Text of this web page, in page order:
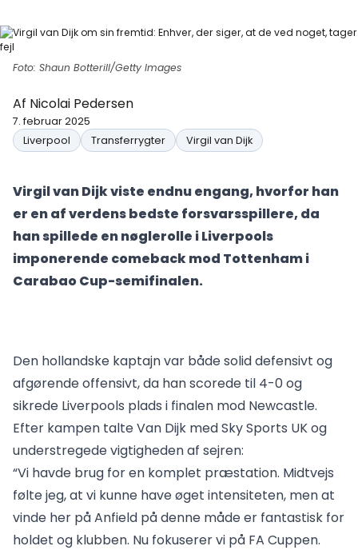
Foto: Shaun Botterill/Getty Images
Af Nicolai Pedersen
7. februar 2025
Liverpool
Transferrygter Virgil van Dijk
Virgil van Dijk viste endnu engang, hvorfor han
er en af verdens bedste forsvarsspillere, da
han spillede en nøglerolle i Liverpools
imponerende comeback mod Tottenham i
Carabao Cup-semifinalen.
Den hollandske kaptajn var både solid defensivt og
afgørende offensivt, da han scorede til 4-0 og
sikrede Liverpools plads i finalen mod Newcastle.
Efter kampen talte Van Dijk med Sky Sports UK og
understregede vigtigheden af sejren:
“Vi havde brug for en komplet præstation. Midtvejs
følte jeg, at vi kunne have øget intensiteten, men at
vinde her på Anfield på denne måde er fantastisk for
holdet og klubben. Nu fokuserer vi på FA Cuppen.